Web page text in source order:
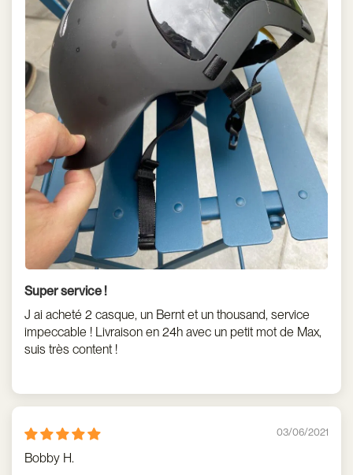
Super service !
J ai acheté 2 casque, un Bernt et un thousand, service
impeccable ! Livraison en 24h avec un petit mot de Max,
suis très content !
03/06/2021
Bobby H.